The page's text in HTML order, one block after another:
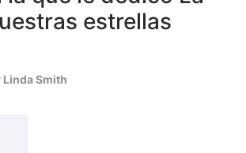
estrellas
Linda Smith